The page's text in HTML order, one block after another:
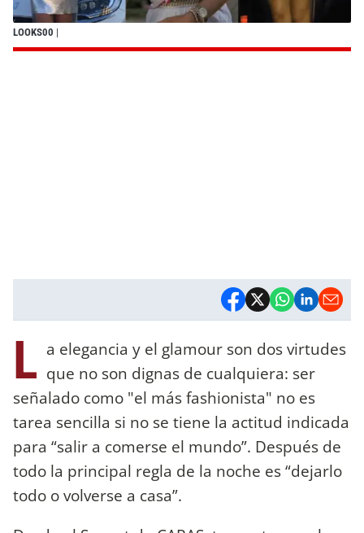
LOOKS00 |
L a elegancia y el glamour son dos virtudes
que no son dignas de cualquiera: ser
señalado como "el más fashionista" no es
tarea sencilla si no se tiene la actitud indicada
para “salir a comerse el mundo”. Después de
todo la principal regla de la noche es “dejarlo
todo o volverse a casa”.